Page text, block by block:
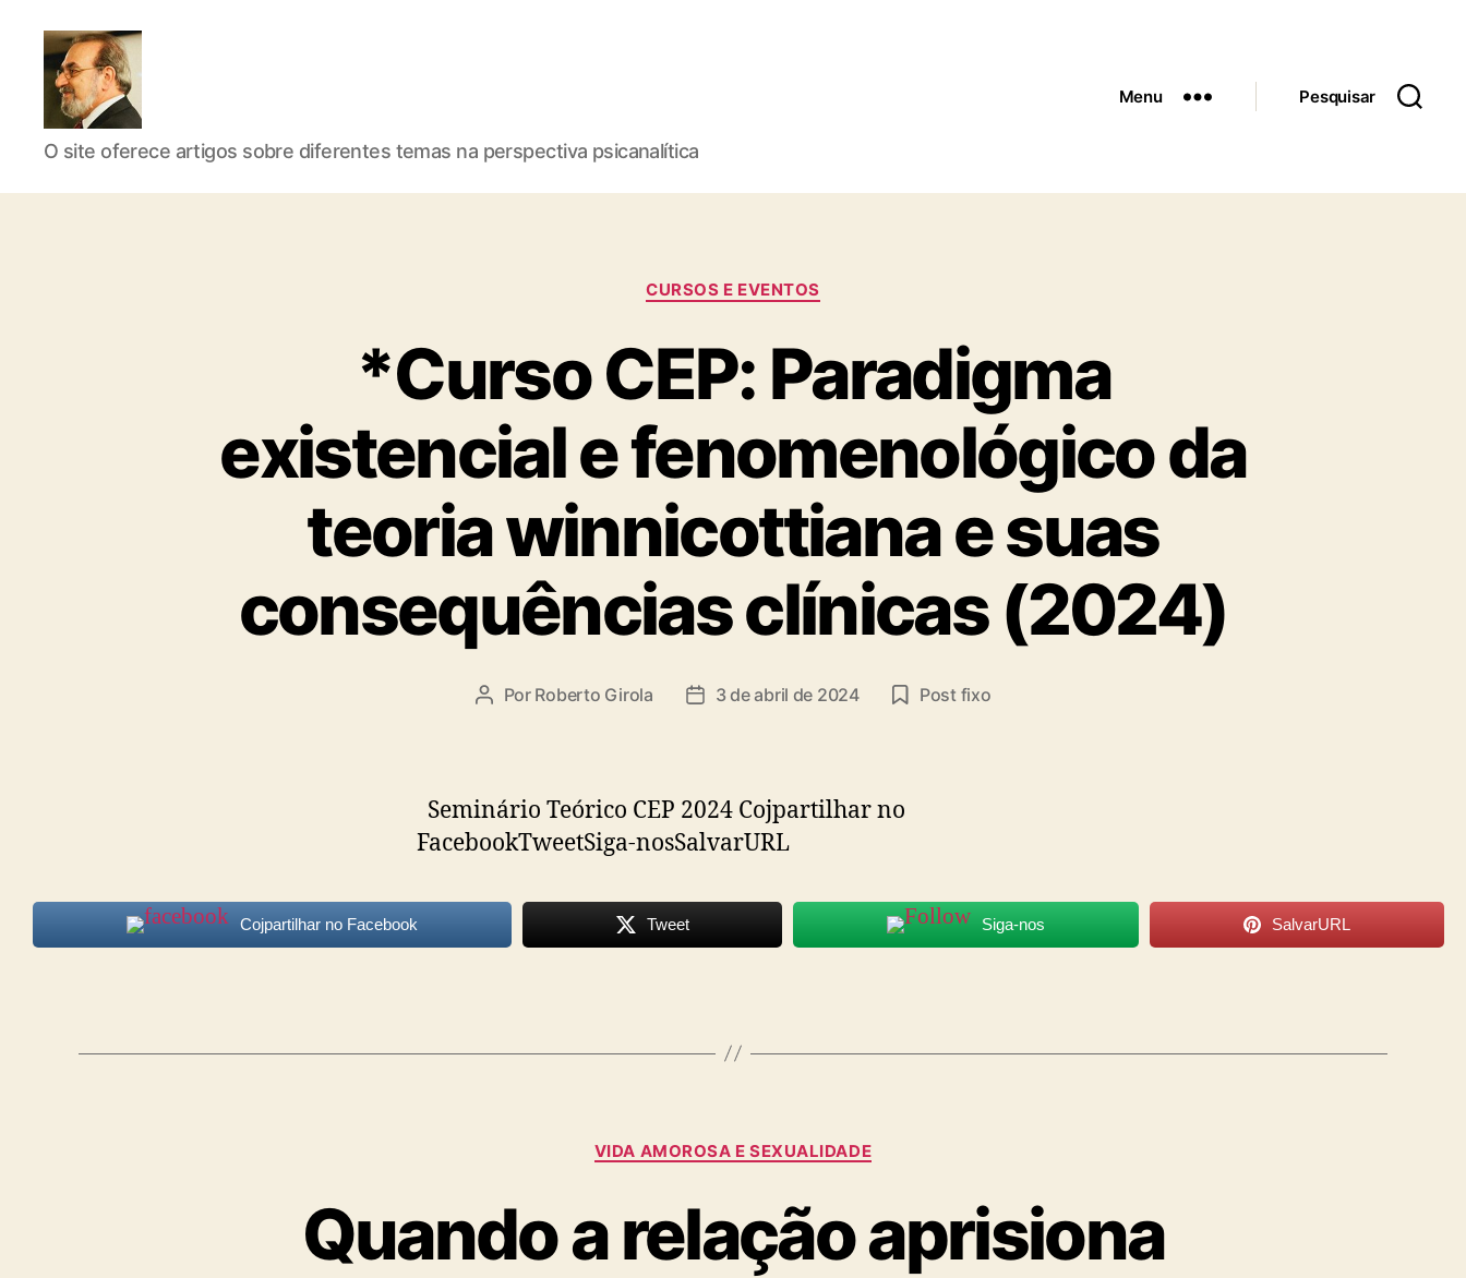
Roberto
Psicanalista
O site oferece artigos sobre diferentes temas na perspectiva psicanalítica
Menu Pesquisar
Categorias
CURSOS E EVENTOS
*Curso CEP: Paradigma
existencial e fenomenológico da
teoria winnicottiana e suas
consequências clínicas (2024)
Autor
Por Roberto Girola
Data3 de abril de 2024 Post fixo
Seminário Teórico CEP 2024 Cojpartilhar no
FacebookTweetSiga-nosSalvarURL
Cojpartilhar no Facebook Tweet Siga-nos SalvarURL
Categorias
VIDA AMOROSA E SEXUALIDADE
Quando a relação aprisiona